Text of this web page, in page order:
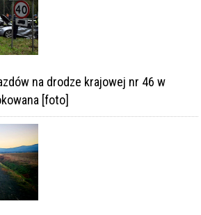
na drodze krajowej nr 46 w
[foto]